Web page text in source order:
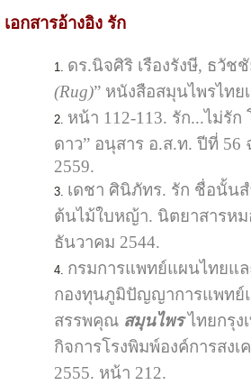
เอกสารอ้างอิง รัก
ดร.นิจศิริ เรืองรังษี, ธวัช
(Rug)” หนังสือสมุนไพรไทย
หน้า 112-113. รัก...ไม่รัก
ดาว” อนุสาร อ.ส.ท. ปีที่
2559.
เดชา ศินิภัทร. รัก ชื่อนั้น
ต้นไม้ใบหญ้า. นิตยาสารหม
ธันวาคม 2544.
กรมการแพทย์แผนไทยแล
กองทุนภูมิปัญญาการแพทย์
สรรพคุณ สมุนไพร ไทยกรุง
กิจการโรงพิมพ์องค์การสง
2555. หน้า 212.